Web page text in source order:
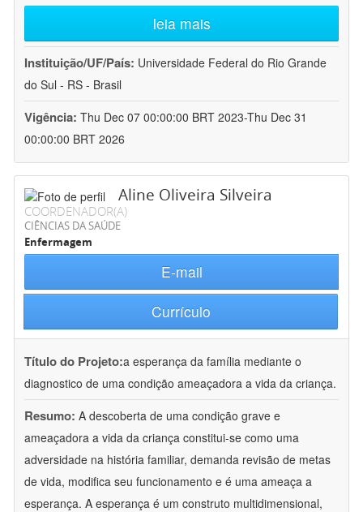
leia mais
Instituição/UF/País: Universidade Federal do Rio Grande
do Sul - RS - Brasil
Vigência: Thu Dec 07 00:00:00 BRT 2023-Thu Dec 31
00:00:00 BRT 2026
Aline Oliveira Silveira
COORDENADOR(A)
CIÊNCIAS DA SAÚDE
Enfermagem
E-mail
Currículo
Título do Projeto:a esperança da família mediante o
diagnostico de uma condição ameaçadora a vida da criança.
Resumo: A descoberta de uma condição grave e
ameaçadora a vida da criança constitui-se como uma
adversidade na história familiar, demanda revisão de metas
de vida, modifica seu funcionamento e é uma ameaça a
esperança. A esperança é um construto multidimensional,